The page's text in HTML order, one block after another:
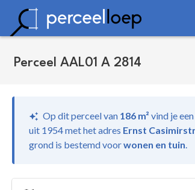
Perceel AAL01 A 2814
Op dit perceel van 186 m² vind jeeen
uit 1954 met het adres Ernst
grond is bestemd voorwonen en tuin.